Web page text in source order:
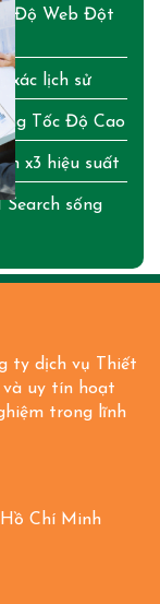
Độ Web Đột
xác lịch sử
Tốc Độ Cao
x3 hiệu suất
sống
ty dịch vụ Thiết
và uy tín hoạt
trong lĩnh
Chí Minh